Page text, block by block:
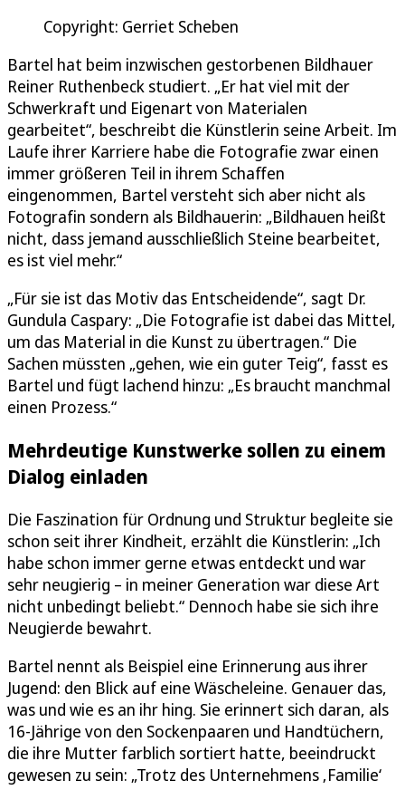
Copyright: Gerriet Scheben
Bartel hat beim inzwischen gestorbenen Bildhauer
Reiner Ruthenbeck studiert. „Er hat viel mit der
Schwerkraft und Eigenart von Materialen
gearbeitet“, beschreibt die Künstlerin seine Arbeit. Im
Laufe ihrer Karriere habe die Fotografie zwar einen
immer größeren Teil in ihrem Schaffen
eingenommen, Bartel versteht sich aber nicht als
Fotografin sondern als Bildhauerin: „Bildhauen heißt
nicht, dass jemand ausschließlich Steine bearbeitet,
es ist viel mehr.“
„Für sie ist das Motiv das Entscheidende“, sagt Dr.
Gundula Caspary: „Die Fotografie ist dabei das Mittel,
um das Material in die Kunst zu übertragen.“ Die
Sachen müssten „gehen, wie ein guter Teig“, fasst es
Bartel und fügt lachend hinzu: „Es braucht manchmal
einen Prozess.“
Mehrdeutige Kunstwerke sollen zu einem
Dialog einladen
Die Faszination für Ordnung und Struktur begleite sie
schon seit ihrer Kindheit, erzählt die Künstlerin: „Ich
habe schon immer gerne etwas entdeckt und war
sehr neugierig – in meiner Generation war diese Art
nicht unbedingt beliebt.“ Dennoch habe sie sich ihre
Neugierde bewahrt.
Bartel nennt als Beispiel eine Erinnerung aus ihrer
Jugend: den Blick auf eine Wäscheleine. Genauer das,
was und wie es an ihr hing. Sie erinnert sich daran, als
16-Jährige von den Sockenpaaren und Handtüchern,
die ihre Mutter farblich sortiert hatte, beeindruckt
gewesen zu sein: „Trotz des Unternehmens ‚Familie‘